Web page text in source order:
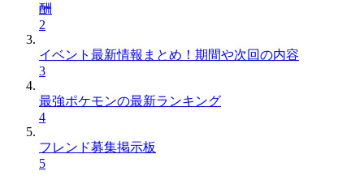
酬
2
イベント最新情報まとめ！期間や次回の内容
3
最強ポケモンの最新ランキング
4
フレンド募集掲示板
5